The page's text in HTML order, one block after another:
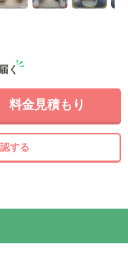
く
料金見積もり
する